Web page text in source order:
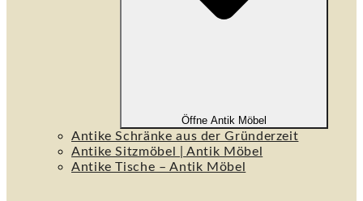
Öffne Antik Möbel
Antike Schränke aus der Gründerzeit
Antike Sitzmöbel | Antik Möbel
Antike Tische – Antik Möbel